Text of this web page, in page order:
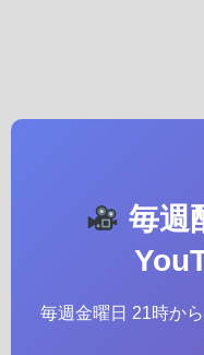
毎週
毎週金曜日 21時か